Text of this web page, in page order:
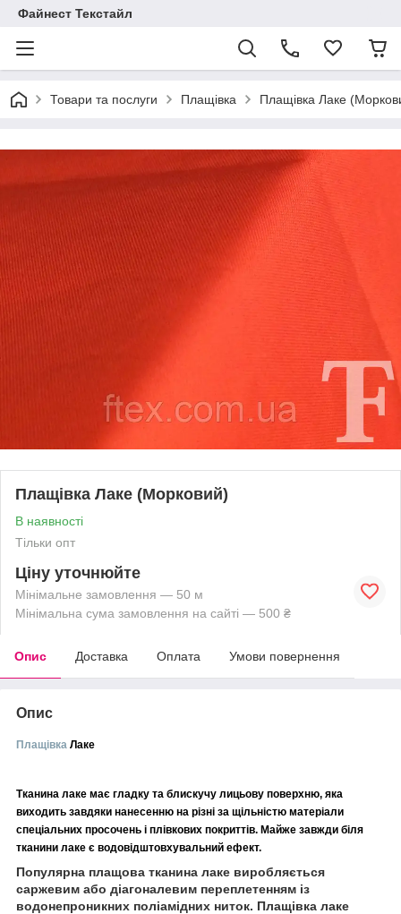
Файнест Текстайл
Товари та послуги Плащівка Плащівка Лаке
Плащівка Лаке (Морковий)
В наявності
Тільки опт
Ціну уточнюйте
Мінімальне замовлення — 50 м
Мінімальна сума замовлення на сайті — 500 ₴
Опис Доставка Оплата Умови повернення
Опис
Плащівка Лаке
Тканина лаке має гладку та блискучу лицьову поверхню, яка
виходить завдяки нанесенню на різні за щільністю матеріали
спеціальних просочень і плівкових покриттів. Майже завжди біля
тканини лаке є водовідштовхувальний ефект.
Популярна плащова тканина лаке виробляється
саржевим або діагоналевим переплетенням із
водонепроникних поліамідних ниток. Плащівка лаке